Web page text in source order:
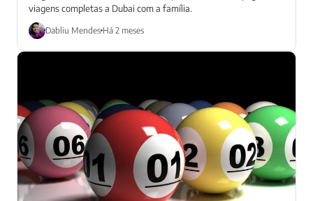
viagens completas a Dubai com a família.
Dabliu Mendes Há 2 meses